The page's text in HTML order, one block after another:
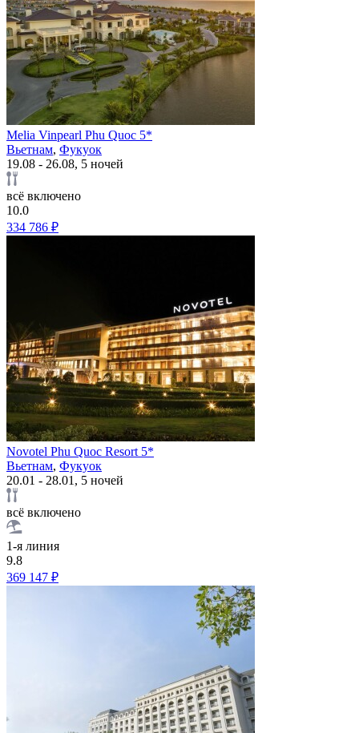
Melia Vinpearl Phu Quoc 5*
Вьетнам, Фукуок
19.08 - 26.08, 5 ночей
всё включено
10.0
334 786 ₽
Novotel Phu Quoc Resort 5*
Вьетнам, Фукуок
20.01 - 28.01, 5 ночей
всё включено
1-я линия
9.8
369 147 ₽